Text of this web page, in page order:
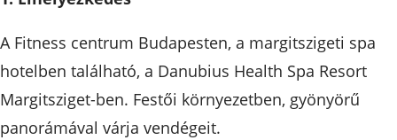
A Fitness centrum Budapesten, a margitszigeti spa
hotelben található, a Danubius Health Spa Resort
Margitsziget-ben. Festői környezetben, gyönyörű
panorámával várja vendégeit.